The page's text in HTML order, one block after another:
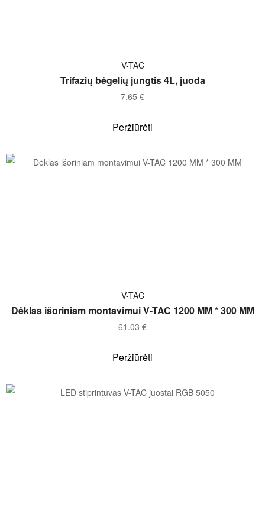
V-TAC
Trifazių bėgelių jungtis 4L, juoda
7.65 €
Peržiūrėti
V-TAC
Dėklas išoriniam montavimui V-TAC 1200 MM * 300 MM
61.03 €
Peržiūrėti